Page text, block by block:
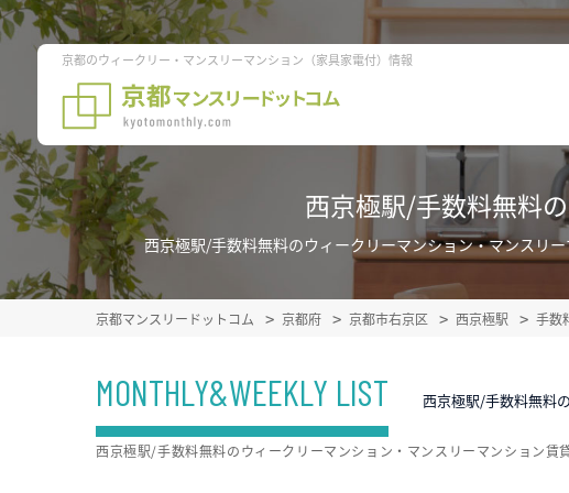
京都のウィークリー・マンスリーマンション（家具家電付）情報
西京極駅/手数料無料
西京極駅/手数料無料のウィークリーマンション・マンスリ
京都マンスリードットコム 京都府 京都市右京区 西京極駅 手数
MONTHLY&WEEKLY LIST 西京極駅/手数料無料
西京極駅/手数料無料のウィークリーマンション・マンスリーマンション